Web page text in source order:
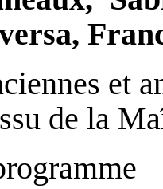
et
de la